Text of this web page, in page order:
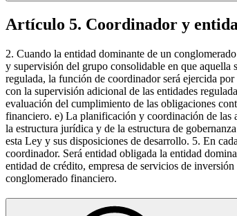
Artículo 5. Coordinador y
2. Cuando la entidad dominante de un
y supervisión del grupo consolidable en que aquella
regulada, la función de coordinador será ejercida
con la supervisión adicional de las entidades
evaluación del cumplimiento de las obligaciones
financiero. e) La planificación y coordinación de las
la estructura jurídica y de la estructura de
esta Ley y sus disposiciones de desarrollo. 5. En
coordinador. Será entidad obligada la entidad
entidad de crédito, empresa de servicios de
conglomerado financiero.